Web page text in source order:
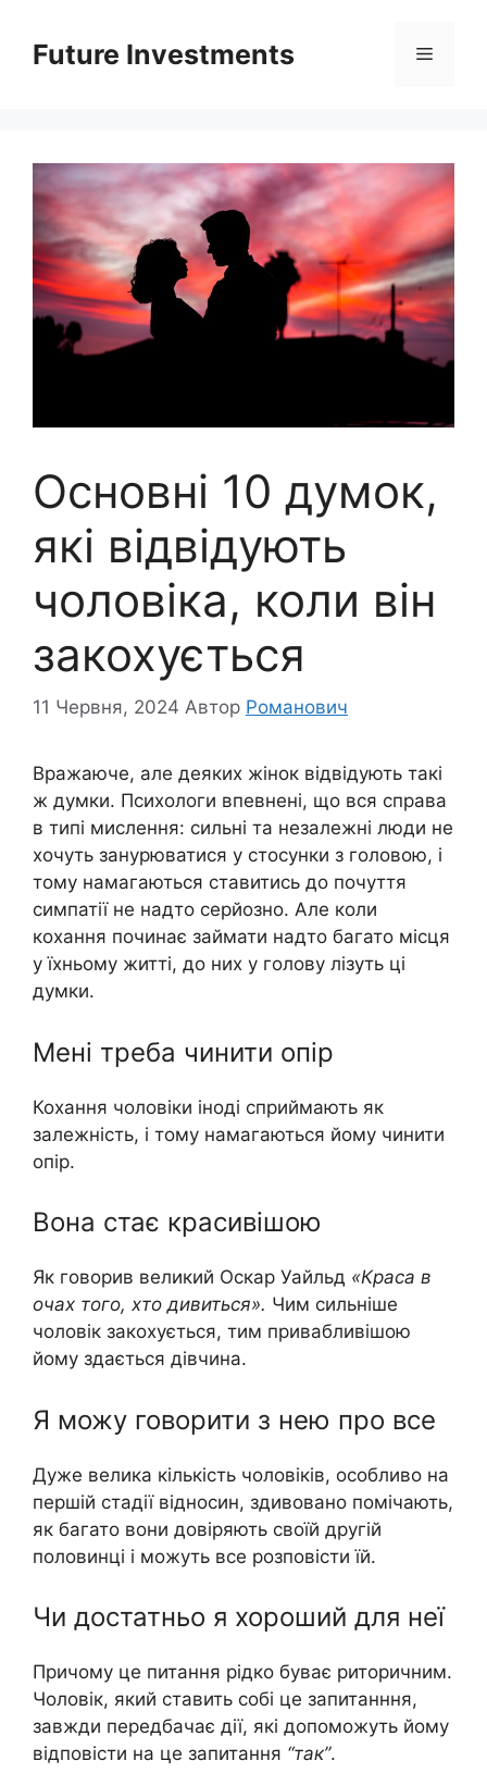
вмістуFuture Investments Меню
Основні 10 думок,
які відвідують
чоловіка, коли він
закохується
11 Червня, 2024 Автор Романович
Вражаюче, але деяких жінок відвідують такі
ж думки. Психологи впевнені, що вся справа
в типі мислення: сильні та незалежні люди не
хочуть занурюватися у стосунки з головою, і
тому намагаються ставитись до почуття
симпатії не надто серйозно. Але коли
кохання починає займати надто багато місця
у їхньому житті, до них у голову лізуть ці
думки.
Мені треба чинити опір
Кохання чоловіки іноді сприймають як
залежність, і тому намагаються йому чинити
опір.
Вона стає красивішою
Як говорив великий Оскар Уайльд «Краса в
очах того, хто дивиться». Чим сильніше
чоловік закохується, тим привабливішою
йому здається дівчина.
Я можу говорити з нею про все
Дуже велика кількість чоловіків, особливо на
першій стадії відносин, здивовано помічають,
як багато вони довіряють своїй другій
половинці і можуть все розповісти їй.
Чи достатньо я хороший для неї
Причому це питання рідко буває риторичним.
Чоловік, який ставить собі це запитанння,
завжди передбачає дії, які допоможуть йому
відповісти на це запитання “так”.